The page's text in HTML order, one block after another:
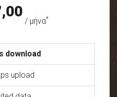
,00
/ μήνα*
download
upload